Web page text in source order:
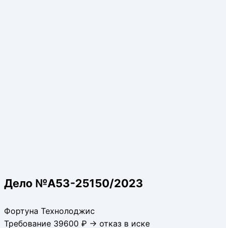
Дело №А53-25150/2023
Фортуна Технолоджис
Требование 39600 ₽ → отказ в иске